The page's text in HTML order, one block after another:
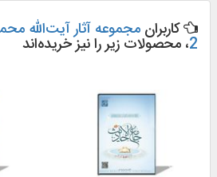
کاربران مجموعه آثار آیت‌الله
2، محصولات زیر را نیز خریده‌اند